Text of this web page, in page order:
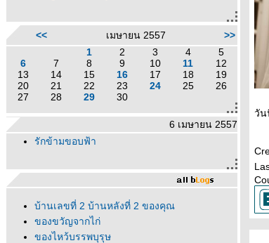
<< เมษายน 2557
>>
1
2 3 4
5
6
7 8 9 10 11
12
13
14 15 16 17 18
19
20
21 22 23 24 25
26
27
28 29 30
6 เมษายน 2557
รักข้ามขอบฟ้า
บ้านเลขที่ 2 บ้านหลังที่ 2 ของคุณ
ของขวัญจากไก่
ของไหว้บรรพบุรุษ
วัน